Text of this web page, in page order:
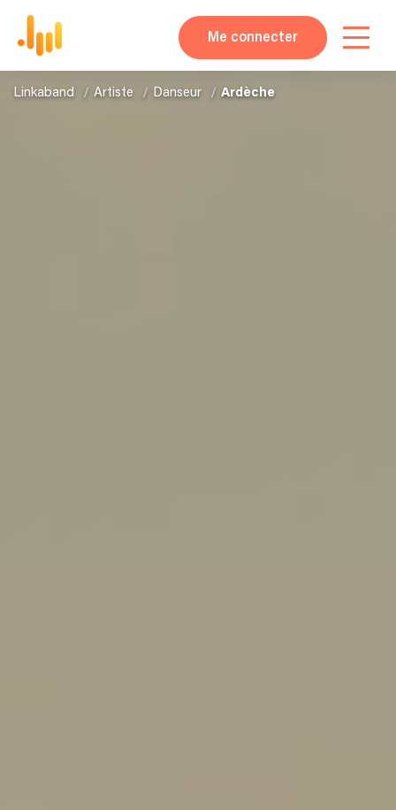
Me connecter
Linkaband Artiste Danseur Ardèche